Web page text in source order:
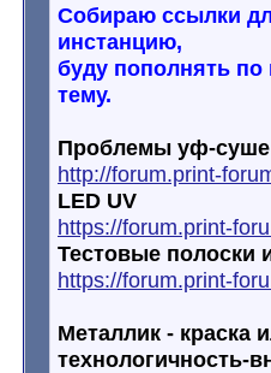
Собираю ссылки
инстанцию,
буду пополнять
тему.
Проблемы уф-
http://forum.print-
LED UV
https://forum.print-
Тестовые полоски
https://forum.print-
Металлик - краска
технологичность-